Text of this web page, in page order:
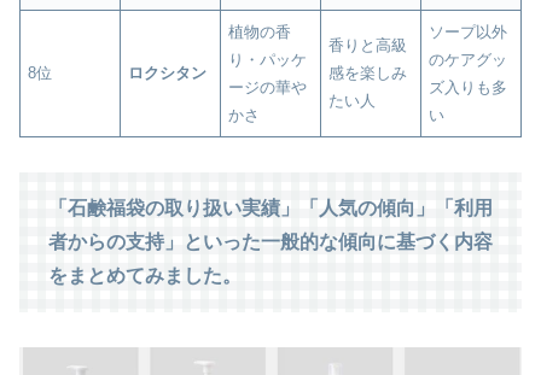
8位 ロクシタン
植物の香
り・パッケ
ージの華や
かさ
香りと高級
感を楽しみ
たい人
ソープ以外
のケアグッ
ズ入りも多
い
「石鹸福袋の取り扱い実績」「人気の傾向」「利用
者からの支持」といった一般的な傾向に基づく内容
をまとめてみました。